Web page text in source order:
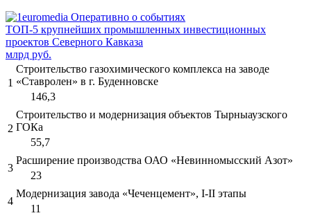
ТОП-5 крупнейших промышленных инвестиционных
проектов Северного Кавказа
млрд руб.
1
Строительство газохимического комплекса на заводе
«Ставролен» в г. Буденновске
146,3
2
Строительство и модернизация объектов Тырныаузского
ГОКа
55,7
3
Расширение производства ОАО «Невинномысский Азот»
23
4
Модернизация завода «Чеченцемент», I-II этапы
11